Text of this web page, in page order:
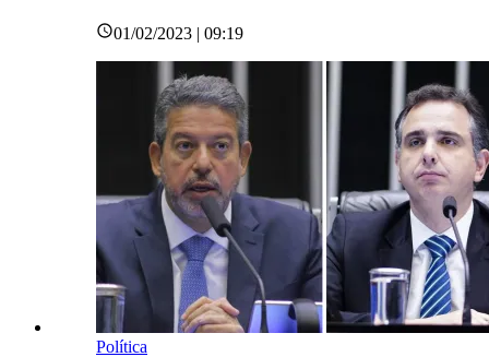
01/02/2023 | 09:19
Política